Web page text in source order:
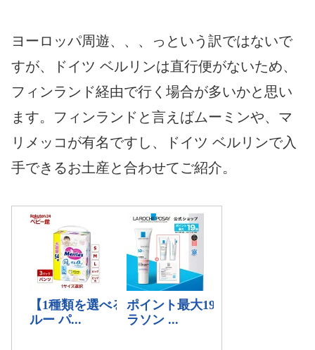
ヨーロッパ周遊、、、っという訳ではないで
すが、ドイツ ベルリンは直行便がないため、
フィンランド経由で行く場合が多いかと思い
ます。フィンランドと言えばムーミンや、マ
リメッコが有名ですし、ドイツ ベルリンで入
手できるお土産と合わせてご紹介。